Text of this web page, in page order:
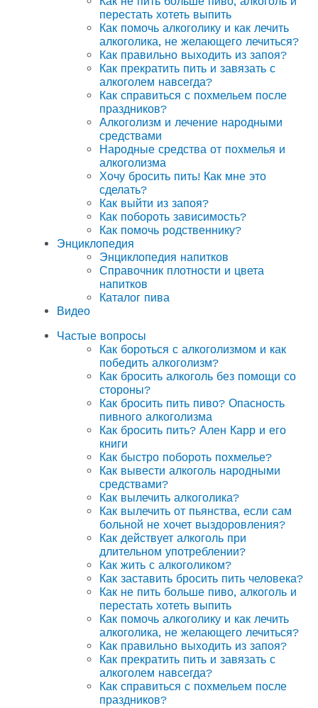
перестать хотеть выпить
Как помочь алкоголику и как лечить
алкоголика, не желающего лечиться?
Как правильно выходить из запоя?
Как прекратить пить и завязать с
алкоголем навсегда?
Как справиться с похмельем после
праздников?
Алкоголизм и лечение народными
средствами
Народные средства от похмелья и
алкоголизма
Хочу бросить пить! Как мне это
сделать?
Как выйти из запоя?
Как побороть зависимость?
Как помочь родственнику?
Энциклопедия
Энциклопедия напитков
Справочник плотности и цвета
напитков
Каталог пива
Видео
Частые вопросы
Как бороться с алкоголизмом и как
победить алкоголизм?
Как бросить алкоголь без помощи со
стороны?
Как бросить пить пиво? Опасность
пивного алкоголизма
Как бросить пить? Ален Карр и его
книги
Как быстро побороть похмелье?
Как вывести алкоголь народными
средствами?
Как вылечить алкоголика?
Как вылечить от пьянства, если сам
больной не хочет выздоровления?
Как действует алкоголь при
длительном употреблении?
Как жить с алкоголиком?
Как заставить бросить пить человека?
Как не пить больше пиво, алкоголь и
перестать хотеть выпить
Как помочь алкоголику и как лечить
алкоголика, не желающего лечиться?
Как правильно выходить из запоя?
Как прекратить пить и завязать с
алкоголем навсегда?
Как справиться с похмельем после
праздников?